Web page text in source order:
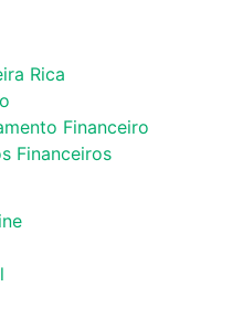
Rica
Financeiro
Financeiros